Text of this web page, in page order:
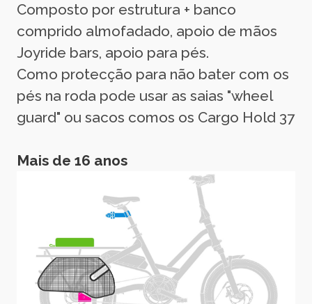
Composto por estrutura + banco
comprido almofadado, apoio de mãos
Joyride bars, apoio para pés.
Como protecção para não bater com os
pés na roda pode usar as saias "wheel
guard" ou sacos comos os Cargo Hold 37
Mais de 16 anos